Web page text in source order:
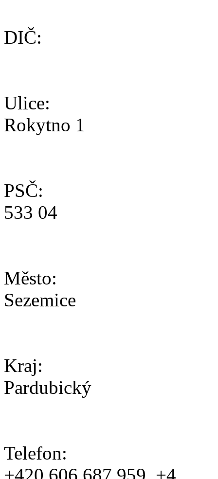
DIČ:
Ulice:
Rokytno 1
PSČ:
533 04
Město:
Sezemice
Kraj:
Pardubický
Telefon: